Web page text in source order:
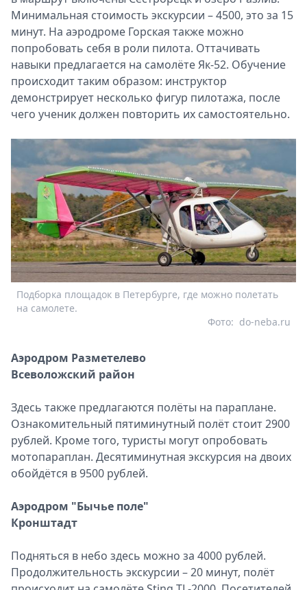
Минимальная стоимость экскурсии – 4500, это за 15
минут. На аэродроме Горская также можно
попробовать себя в роли пилота. Оттачивать
навыки предлагается на самолёте Як-52. Обучение
происходит таким образом: инструктор
демонстрирует несколько фигур пилотажа, после
чего ученик должен повторить их самостоятельно.
Подборка площадок в Петербурге, где можно полетать
на самолете.
do-neba.ru
Фото:
Аэродром Разметелево
Всеволожский район
Здесь также предлагаются полёты на параплане.
Ознакомительный пятиминутный полёт стоит 2900
рублей. Кроме того, туристы могут опробовать
мотопараплан. Десятиминутная экскурсия на двоих
обойдётся в 9500 рублей.
Аэродром "Бычье поле"
Кронштадт
Подняться в небо здесь можно за 4000 рублей.
Продолжительность экскурсии – 20 минут, полёт